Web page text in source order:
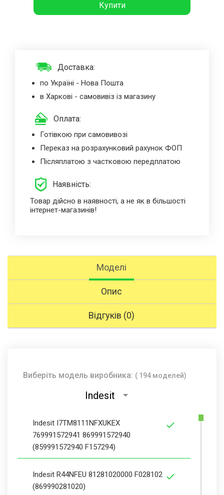
Купити
Доставка:
по Україні - Нова Пошта
в Харкові - самовивіз із магазину
Оплата:
Готівкою при самовивозі
Переказ на розрахунковий рахунок ФОП
Післяплатою з частковою передплатою
Наявність:
Товар дійсно в наявності, а не як в більшості
інтернет-магазинів!
Моделі
Опис
Відгуків (0)
Виберіть модель виробника: ( 194 моделей)
Indesit
Indesit I7TM8111NFXUKEX
769991572941 869991572940
(859991572940 F157294)
Indesit R44NFEU 81281020000 F028102
(869990281020)